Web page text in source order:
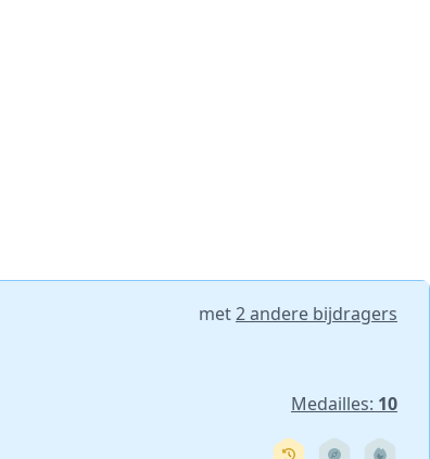
met2 andere bijdragers
Medailles: 10